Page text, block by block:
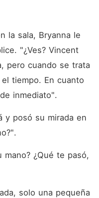
la sala, Bryanna le
"¿Ves? Vincent
pero cuando se trata
tiempo. En cuanto
inmediato".
y posó su mirada en
¿Qué te pasó,
solo una pequeña